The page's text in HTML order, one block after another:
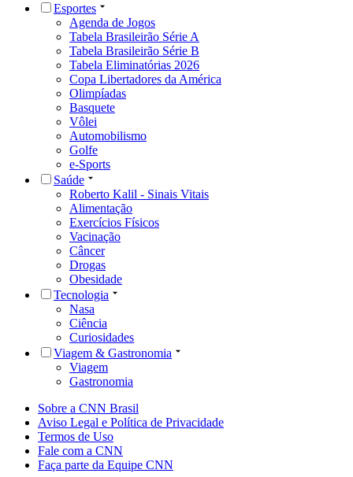
Esportes
Agenda de Jogos
Tabela Brasileirão Série A
Tabela Brasileirão Série B
Tabela Eliminatórias 2026
Copa Libertadores da América
Olimpíadas
Basquete
Vôlei
Automobilismo
Golfe
e-Sports
Saúde
Roberto Kalil - Sinais Vitais
Alimentação
Exercícios Físicos
Vacinação
Câncer
Drogas
Obesidade
Tecnologia
Nasa
Ciência
Curiosidades
Viagem & Gastronomia
Viagem
Gastronomia
Sobre a CNN Brasil
Aviso Legal e Política de Privacidade
Termos de Uso
Fale com a CNN
Faça parte da Equipe CNN